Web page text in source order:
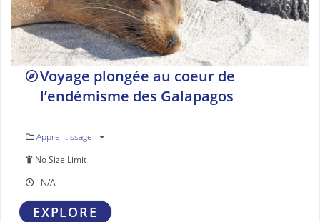
Voyage plongée au coeur de
l’endémisme des Galapagos
Apprentissage
No Size Limit
N/A
EXPLORE